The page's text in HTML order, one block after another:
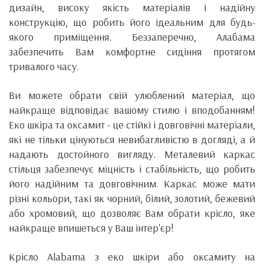
дизайн, високу якість матеріалів і надійну
конструкцію, що робить його ідеальним для будь-
якого приміщення. Беззаперечно, Алабама
забезпечить Вам комфортне сидіння протягом
тривалого часу.
Ви можете обрати свій улюблений матеріал, що
найкраще відповідає вашому стилю і вподобанням!
Еко шкіра та оксамит - це стійкі і довговічні матеріали,
які не тільки цінуються невибагливістю в догляді, а й
надають достойного вигляду. Металевий каркас
стільця забезпечує міцність і стабільність, що робить
його надійним та довговічним. Каркас може мати
різні кольори, такі як чорний, білий, золотий, бежевий
або хромовий, що дозволяє Вам обрати крісло, яке
найкраще впишеться у Ваш інтер'єр!
Крісло Alabama з еко шкіри або оксамиту на